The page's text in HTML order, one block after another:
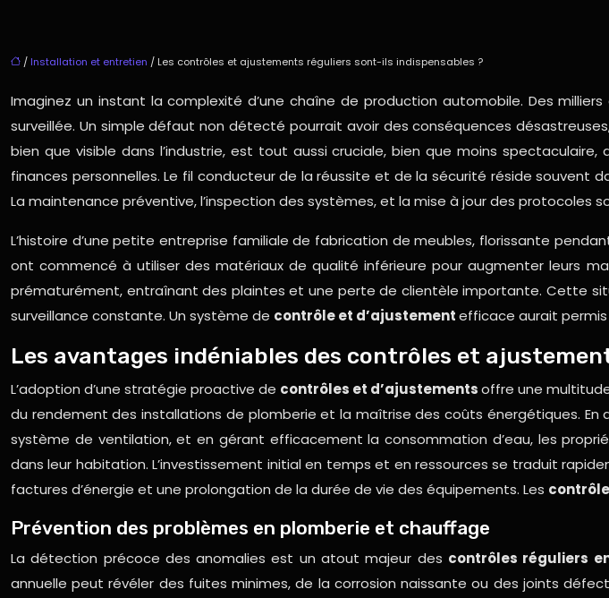
/ Installation et entretien / Les contrôles et ajustements réguliers sont-ils indispensables ?
Imaginez un instant la complexité d’une chaîne de production automobile. Des
surveillée. Un simple défaut non détecté pourrait avoir des conséquences
bien que visible dans l’industrie, est tout aussi cruciale, bien que moins
finances personnelles. Le fil conducteur de la réussite et de la sécurité réside souvent
La maintenance préventive, l’inspection des systèmes, et la mise à jour des protocoles
L’histoire d’une petite entreprise familiale de fabrication de meubles, florissante
ont commencé à utiliser des matériaux de qualité inférieure pour augmenter leurs
prématurément, entraînant des plaintes et une perte de clientèle importante. Cette
surveillance constante. Un système de contrôle et d’ajustementefficace aurait
Les avantages indéniables des contrôles et
L’adoption d’une stratégie proactive de contrôles et d’ajustementsoffre une
du rendement des installations de plomberie et la maîtrise des coûts énergétiques.
système de ventilation, et en gérant efficacement la consommation d’eau, les
dans leur habitation. L’investissement initial en temps et en ressources se traduit
factures d’énergie et une prolongation de la durée de vie des équipements. Les
Prévention des problèmes en plomberie et chauffage
La détection précoce des anomalies est un atout majeur des contrôles réguliers
annuelle peut révéler des fuites minimes, de la corrosion naissante ou des joints